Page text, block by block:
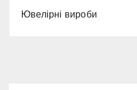
Ювелірні вироби